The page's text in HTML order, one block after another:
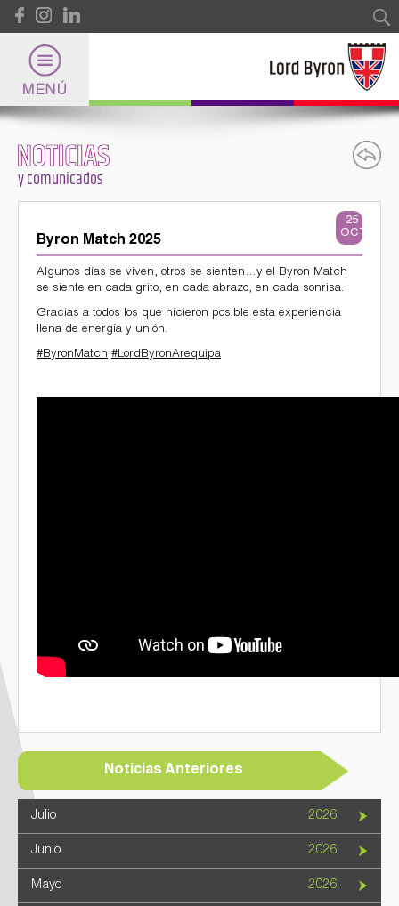
Pasar al contenido principal
Internacional
y Certificaciones Internacionales
NOTICIAS
y comunicados
Byron Match 2025
25
OCT
Algunos días se viven, otros se sienten…y el Byron Match
se siente en cada grito, en cada abrazo, en cada sonrisa.
Gracias a todos los que hicieron posible esta experiencia
llena de energía y unión.
#ByronMatch #LordByronArequipa
Noticias Anteriores
Julio 2026
Junio 2026
Mayo 2026